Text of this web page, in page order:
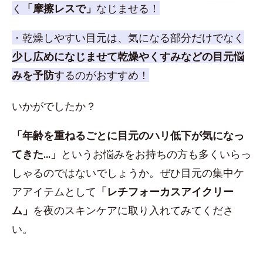
く
「摩擦レスで」 なじませる！
・乾燥しやすい目元は、気になる部分だけでなく
少し広めになじませて乾燥やくすみなどの目元悩
みを予防するのがおすすめ！
いかがでしたか？
「年齢を重ねるごとに目元のハリ低下が気になっ
てきた...」 というお悩みをお持ちの方も多くいらっ
しゃるのではないでしょうか。ぜひ目元の集中ケ
アアイテムとして 「レチフォーカスアイクリー
ム」 を夜のスキンケアに取り入れてみてくださ
い。